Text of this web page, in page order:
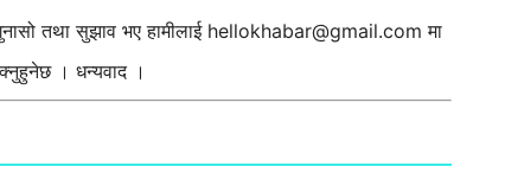
तथा सुझाव भए हामीलाई hellokhabar@gmail.com मा
। धन्यवाद ।